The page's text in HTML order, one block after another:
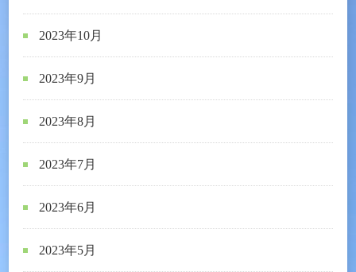
2023年10月
2023年9月
2023年8月
2023年7月
2023年6月
2023年5月